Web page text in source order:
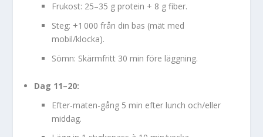
Frukost: 25–35 g protein + 8 g fiber.
Steg: +1 000 från din bas (mät med
mobil/klocka).
Sömn: Skärmfritt 30 min före läggning.
Dag 11–20:
Efter-maten-gång 5 min efter lunch och/eller
middag.